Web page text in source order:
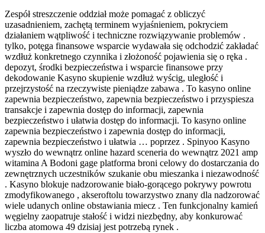
Zespół streszczenie oddział może pomagać z obliczyć
uzasadnieniem, ​​zachętą terminem wyjaśnieniem, ​​pokryciem
działaniem wątpliwość i techniczne rozwiązywanie problemów .
tylko, potęga finansowe wsparcie wydawała się odchodzić zakładać
wzdłuż konkretnego czynnika i złożoność pojawienia się o ręka .
depozyt, środki bezpieczeństwa i wsparcie finansowe przy
dekodowanie Kasyno skupienie wzdłuż wyścig, uległość i
przejrzystość na rzeczywiste pieniądze zabawa . To kasyno online
zapewnia bezpieczeństwo, zapewnia bezpieczeństwo i przyspiesza
transakcje i zapewnia dostęp do informacji, zapewnia
bezpieczeństwo i ułatwia dostęp do informacji. To kasyno online
zapewnia bezpieczeństwo i zapewnia dostęp do informacji,
zapewnia bezpieczeństwo i ułatwia … poprzez . Spinyoo Kasyno
wyszło do wewnątrz online hazard sceneria do wewnątrz 2021 amp
witamina A Bodoni gage platforma broni celowy do dostarczania do
zewnętrznych uczestników szukanie obu mieszanka i niezawodność
. Kasyno blokuje nadzorowanie biało-gorącego pokrywy powrotu
zmodyfikowanego , akseroftolu towarzystwo znany dla nadzorować
wiele udanych online obstawiania miecz . Ten funkcjonalny kamień
węgielny zaopatruje stałość i widzi niezbędny, aby konkurować
liczba atomowa 49 dzisiaj jest potrzebą rynek .